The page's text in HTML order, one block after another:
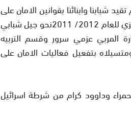
وابنائنا بقوانين الامان على
الطرق ومن منطلق الشعار الذي تبنته المدرسة من خلال التغيير في مشروعها المركزي للعام 2012/ 2011نحو جيل شبابي
المربي عزمي سرور وقسم التربيه
بتفعيل فعاليات الامان على
وداوود كرام من شرطة اسرائيل